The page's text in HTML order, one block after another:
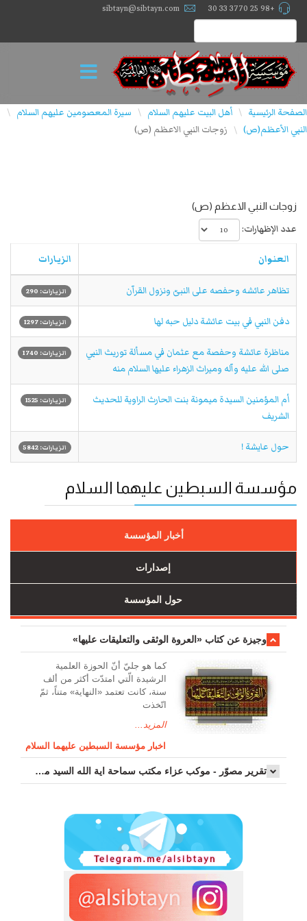
+98 25 3770 33 30
sibtayn@sibtayn.com
الصفحة الرئيسية \ أهل البيت عليهم السلام \ سيرة المعصومين عليهم السلام \
النبي الأعظم(ص) \ زوجات النبي الاعظم (ص)
زوجات النبي الاعظم (ص)
عدد الإظهارات:
العنوان الزيارات
تظاهر عائشه وحفصه على النبیّ ونزول القرآن الزيارات: 290
دفن النبي في بيت عائشة دليل حبه لها الزيارات: 1297
مناظرة عائشة وحفصة مع عثمان في مسألة توريث النبي
صلى الله عليه وآله وميراث الزهراء عليها السلام منه
الزيارات: 1740
أم المؤمنين السيدة ميمونة بنت الحارث الراوية للحديث
الشريف
الزيارات: 1525
حول عايشة ! الزيارات: 5842
مؤسسة السبطين عليهما السلام
أخبار المؤسسة
إصدارات
حول المؤسسة
وجیزة عن کتاب «العروة الوثقی والتعلیقات علیها»
کما هو جليّ أنّ الحوزة العلمیة
الرشیدة الّتي امتدّت أكثر من ألف
سنة، كانت تعتمد «النهاية» متناً، ثمّ
اتّخذت
المزيد...
اخبار مؤسسة السبطين عليهما السلام
تقرير مصوّر - موكب عزاء مکتب سماحة اية الله السيد مرتضى الموسوي الاصفهاني في يوم إستشهاد السيدة فاطم...